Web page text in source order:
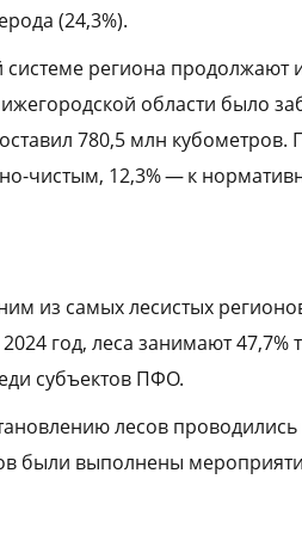
(24,3%).
региона продолжают
области было
780,5 млн
чистым, 12,3% — к
из самых лесистых
год, леса занимают 47,7%
субъектов ПФО.
лесов
были выполнены